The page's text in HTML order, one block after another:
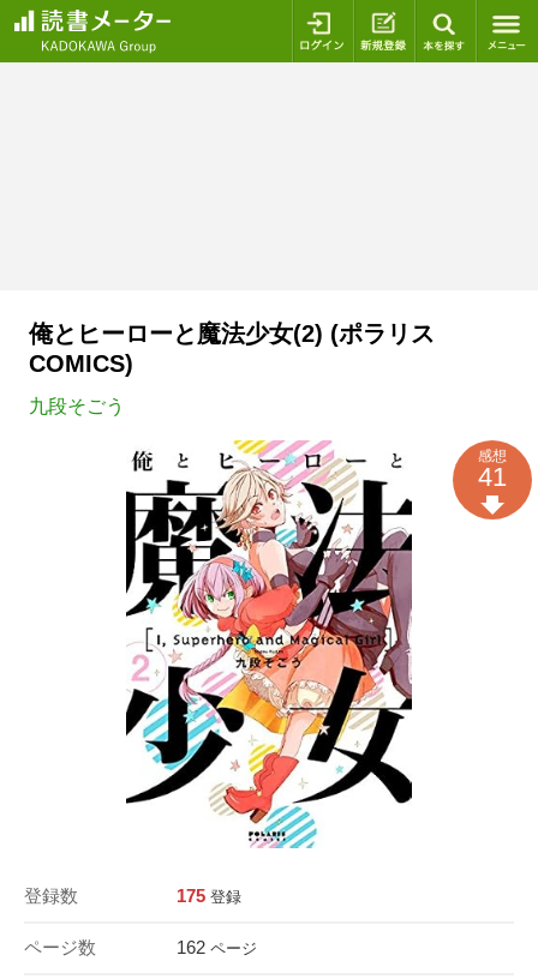
ログイン 新規登録
俺とヒーローと魔法少女(2) (ポラリス
COMICS)
九段そごう
登録数 175 登録
ページ数 162 ページ
感想
41